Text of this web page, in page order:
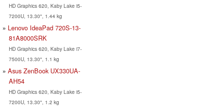
HD Graphics 620, Kaby Lake i5-
7200U, 13.30", 1.44 kg
Lenovo IdeaPad 720S-13-
81A8000SRK
HD Graphics 620, Kaby Lake i7-
7500U, 13.30", 1.1 kg
Asus ZenBook UX330UA-
AH54
HD Graphics 620, Kaby Lake i5-
7200U, 13.30", 1.2 kg